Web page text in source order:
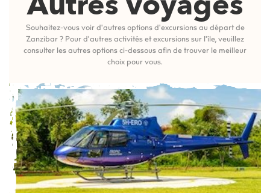
Souhaitez-vous voir d'autres options d'excursions au départ de
Zanzibar ? Pour d'autres activités et excursions sur l'île, veuillez
consulter les autres options ci-dessous afin de trouver le meilleur
choix pour vous.